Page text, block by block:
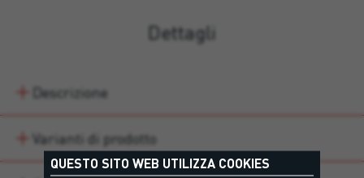
Dettagli
Descrizione
Varianti di prodotto
QUESTO SITO WEB UTILIZZA COOKIES